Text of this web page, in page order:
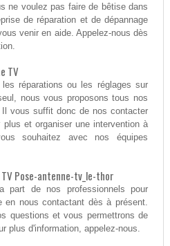
ne voulez pas faire de bêtise dans
de réparation et de dépannage
venir en aide. Appelez-nous dès
TV
réparations ou les réglages sur
nous vous proposons tous nos
vous suffit donc de nos contacter
et organiser une intervention à
souhaitez avec nos équipes
Pose-antenne-tv_le-thor
part de nos professionnels pour
en nous contactant dès à présent.
questions et vous permettrons de
plus d'information, appelez-nous.